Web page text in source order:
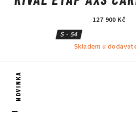
RED METALLIC/
127 900 Kč
S - 54
Skladem u
NOVINKA